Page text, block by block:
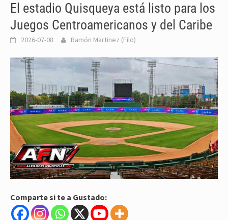
El estadio Quisqueya está listo para los
Juegos Centroamericanos y del Caribe
2026-07-08 Ramón Martinez (Filo)
Comparte si te a Gustado: